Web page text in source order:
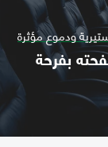
ودموع مؤثرة
بفرحة